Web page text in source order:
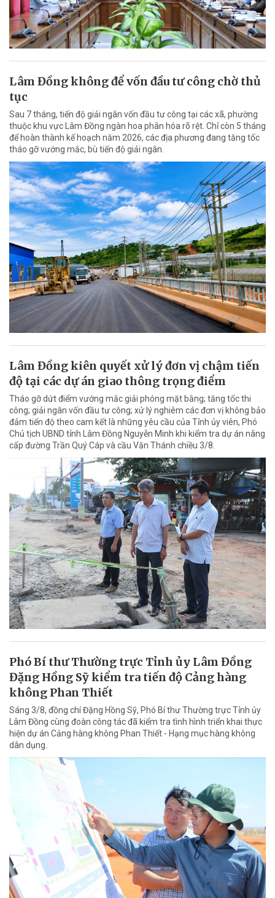
Lâm Đồng không để vốn đầu tư công chờ thủ
tục
Sau 7 tháng, tiến độ giải ngân vốn đầu tư công tại các xã, phường
thuộc khu vực Lâm Đồng ngàn hoa phân hóa rõ rệt. Chỉ còn 5 tháng
để hoàn thành kế hoạch năm 2026, các địa phương đang tăng tốc
tháo gỡ vướng mắc, bù tiến độ giải ngân.
Lâm Đồng kiên quyết xử lý đơn vị chậm tiến
độ tại các dự án giao thông trọng điểm
Tháo gỡ dứt điểm vướng mắc giải phóng mặt bằng; tăng tốc thi
công; giải ngân vốn đầu tư công; xử lý nghiêm các đơn vị không bảo
đảm tiến độ theo cam kết là những yêu cầu của Tỉnh ủy viên, Phó
Chủ tịch UBND tỉnh Lâm Đồng Nguyễn Minh khi kiểm tra dự án nâng
cấp đường Trần Quý Cáp và cầu Văn Thánh chiều 3/8.
Phó Bí thư Thường trực Tỉnh ủy Lâm Đồng
Đặng Hồng Sỹ kiểm tra tiến độ Cảng hàng
không Phan Thiết
Sáng 3/8, đồng chí Đặng Hồng Sỹ, Phó Bí thư Thường trực Tỉnh ủy
Lâm Đồng cùng đoàn công tác đã kiểm tra tình hình triển khai thực
hiện dự án Cảng hàng không Phan Thiết - Hạng mục hàng không
dân dụng.